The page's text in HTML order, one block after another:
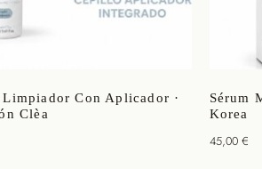
Limpiador Con Aplicador ·
Clèa
Sérum
Korea
45,00 €